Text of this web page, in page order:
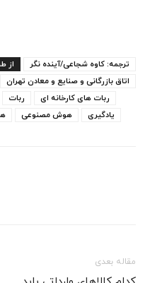
از
ترجمه: کاوه شجاعی/آینده نگر
اتاق بازرگانی و صنایع و معادن تهران
ربات
ربات های کارخانه ای
هوش مصنوعی یادگیری
مقاله بعدی